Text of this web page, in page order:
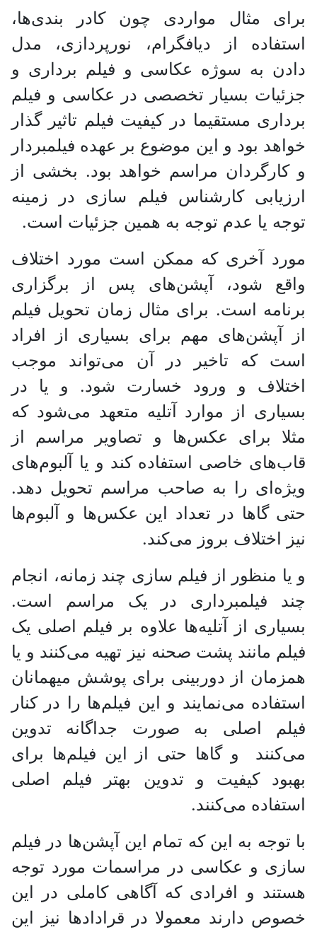
برای مثال مواردی چون کادر بندی‌ها،
استفاده از دیافگرام، نورپردازی، مدل
دادن به سوژه عکاسی و فیلم برداری و
جزئیات بسیار تخصصی در عکاسی و فیلم
برداری مستقیما در کیفیت فیلم تاثیر گذار
خواهد بود و این موضوع بر عهده فیلمبردار
و کارگردان مراسم خواهد بود. بخشی از
ارزیابی کارشناس فیلم سازی در زمینه
توجه یا عدم توجه به همین جزئیات است.
مورد آخری که ممکن است مورد اختلاف
واقع شود، آپشن‌های پس از برگزاری
برنامه است. برای مثال زمان تحویل فیلم
از آپشن‌های مهم برای بسیاری از افراد
است که تاخیر در آن می‌تواند موجب
اختلاف و ورود خسارت شود. و یا در
بسیاری از موارد آتلیه متعهد می‌شود که
مثلا برای عکس‌ها و تصاویر مراسم از
قاب‌های خاصی استفاده کند و یا آلبوم‌های
ویژه‌ای را به صاحب مراسم تحویل دهد.
حتی گاها در تعداد این عکس‌ها و آلبوم‌ها
نیز اختلاف بروز می‌کند.
و یا منظور از فیلم سازی چند زمانه، انجام
چند فیلمبرداری در یک مراسم است.
بسیاری از آتلیه‌ها علاوه بر فیلم اصلی یک
فیلم مانند پشت صحنه نیز تهیه می‌کنند و یا
همزمان از دوربینی برای پوشش میهمانان
استفاده می‌نمایند و این فیلم‌ها را در کنار
فیلم اصلی به صورت جداگانه تدوین
می‌کنند و گاها حتی از این فیلم‌ها برای
بهبود کیفیت و تدوین بهتر فیلم اصلی
استفاده می‌کنند.
با توجه به این که تمام این آپشن‌ها در فیلم
سازی و عکاسی در مراسمات مورد توجه
هستند و افرادی که آگاهی کاملی در این
خصوص دارند معمولا در قراداد‌ها نیز این